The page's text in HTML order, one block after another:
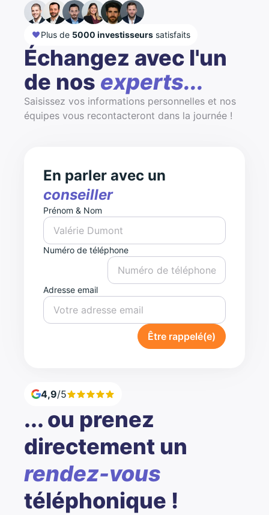
Plus de 5000 investisseurs satisfaits
Échangez avec l'un
de nos experts...
Saisissez vos informations personnelles et nos
équipes vous recontacteront dans la journée !
En parler avec un
conseiller
Prénom & Nom
Numéro de téléphone
Adresse email
Être rappelé(e)
4,9/5
... ou prenez
directement un
rendez-vous
téléphonique !